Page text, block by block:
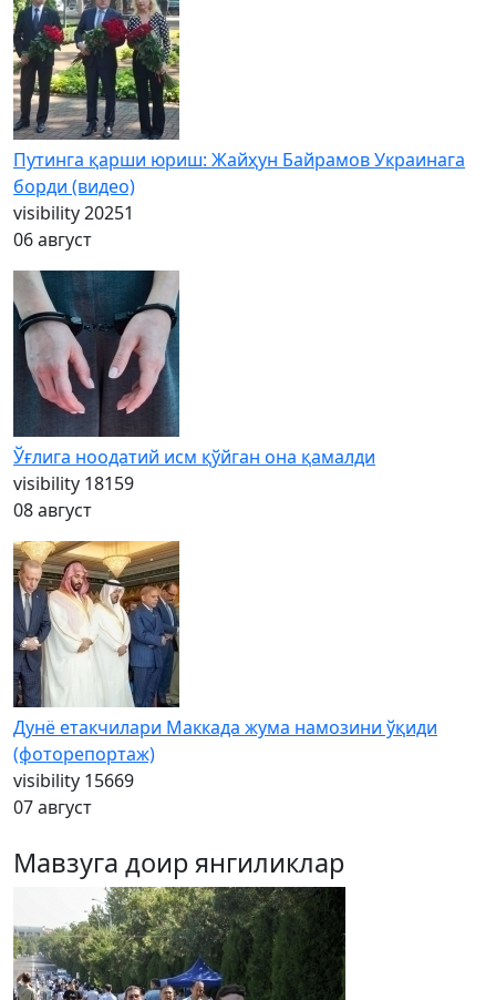
Путинга қарши юриш: Жайҳун Байрамов Украинага
борди (видео)
visibility20251
06 август
Ўғлига ноодатий исм қўйган она қамалди
visibility 18159
08 август
Дунё етакчилари Маккада жума намозини ўқиди
(фоторепортаж)
visibility 15669
07 август
Мавзуга доир янгиликлар